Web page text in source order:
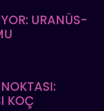
URANÜS-
KOÇ